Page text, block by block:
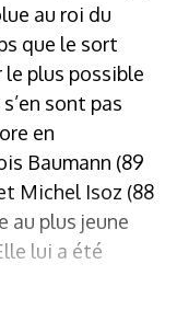
au roi du
que le sort
le plus possible
sont pas
en
Baumann (89
Michel Isoz (88
au plus jeune
lui a été